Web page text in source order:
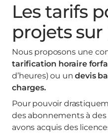
Les tarifs
projets
Nous proposons une
tarification horaire
d’heures) ou undevis
charges.
Pour pouvoir
des abonnements à des
avons acquis des